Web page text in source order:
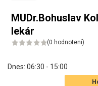
MUDr.Bohuslav
lekár
(0 hodnotení)
Dnes: 06:30 - 15:00